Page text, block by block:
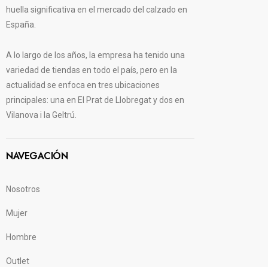
huella significativa en el mercado del calzado en
España.
A lo largo de los años, la empresa ha tenido una
variedad de tiendas en todo el país, pero en la
actualidad se enfoca en tres ubicaciones
principales: una en El Prat de Llobregat y dos en
Vilanova i la Geltrú.
NAVEGACIÓN
Nosotros
Mujer
Hombre
Outlet